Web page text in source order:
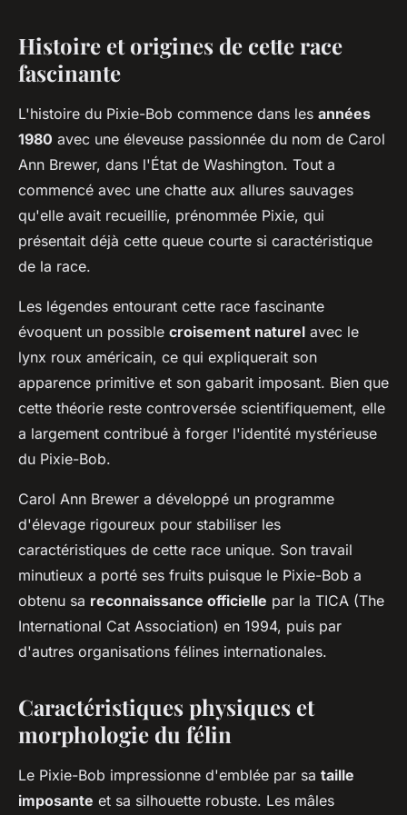
Histoire et origines de cette race
fascinante
L'histoire du Pixie-Bob commence dans les années
1980 avec une éleveuse passionnée du nom de Carol
Ann Brewer, dans l'État de Washington. Tout a
commencé avec une chatte aux allures sauvages
qu'elle avait recueillie, prénommée Pixie, qui
présentait déjà cette queue courte si caractéristique
de la race.
Les légendes entourant cette race fascinante
évoquent un possible croisement naturel avec le
lynx roux américain, ce qui expliquerait son
apparence primitive et son gabarit imposant. Bien que
cette théorie reste controversée scientifiquement, elle
a largement contribué à forger l'identité mystérieuse
du Pixie-Bob.
Carol Ann Brewer a développé un programme
d'élevage rigoureux pour stabiliser les
caractéristiques de cette race unique. Son travail
minutieux a porté ses fruits puisque le Pixie-Bob a
obtenu sa reconnaissance officielle par la TICA (The
International Cat Association) en 1994, puis par
d'autres organisations félines internationales.
Caractéristiques physiques et
morphologie du félin
Le Pixie-Bob impressionne d'emblée par sa taille
imposante et sa silhouette robuste. Les mâles